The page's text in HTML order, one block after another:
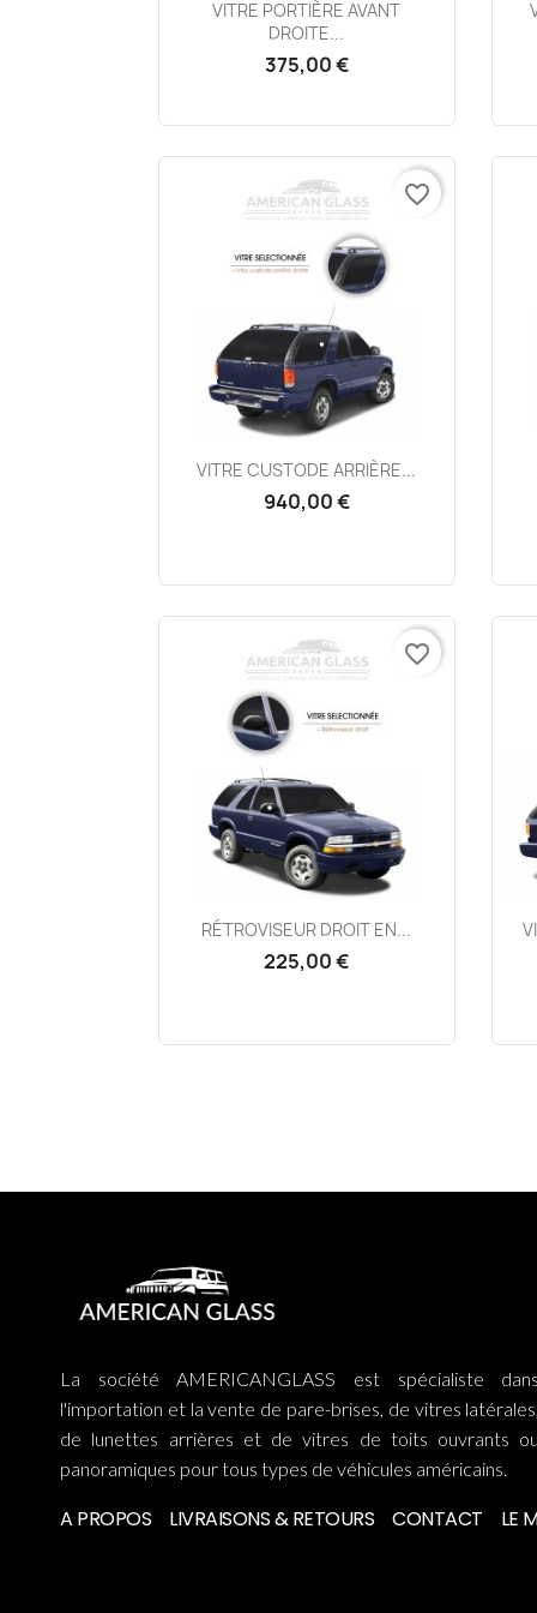

VITRE PORTIÈRE AVANT
DROITE...
375,00 €
Aperçu rapide
VITRE CUSTODE ARRIÈRE...
940,00 €
favorite_border
Aperçu rapide
RÉTROVISEUR DROIT EN...
225,00 €
favorite_border
La société AMERICANGLASS est spécialiste dans
l'importation et la vente de pare-brises, de vitres latérales,
de lunettes arrières et de vitres de toits ouvrants ou
panoramiques pour tous types de véhicules américains.
A PROPOS LIVRAISONS & RETOURS CONTACT LE